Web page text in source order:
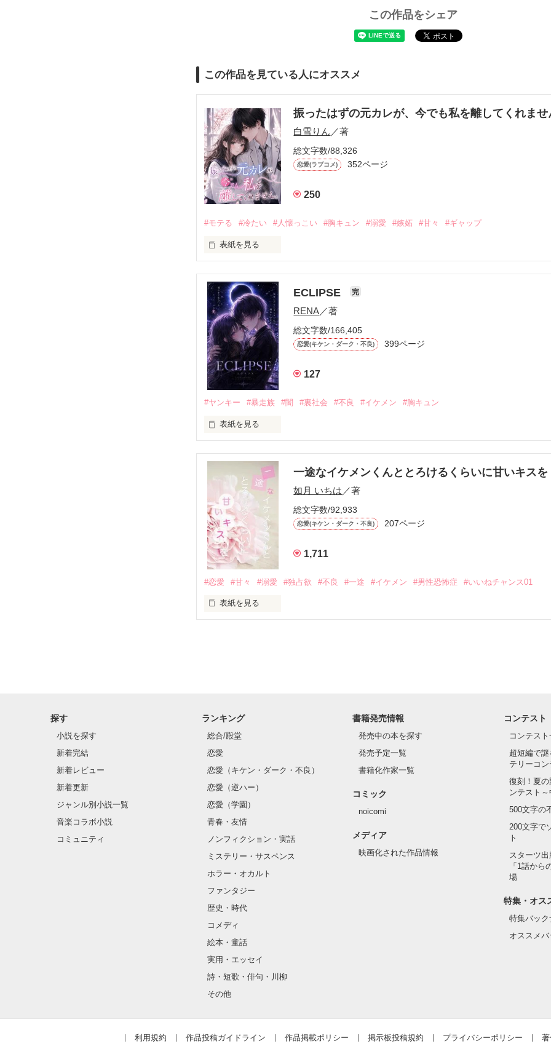
この作品をシェア
この作品を見ている人にオススメ
振ったはずの元カレが、今でも私を離してくれま
白雪りん ／著
総文字数/88,326
恋愛(ラブコメ) 352ページ
250
#モテる #冷たい #人懐っこい #胸キュン #溺愛 #嫉妬 #甘々 #ギャップ
表紙を見る
モテる人を好きになるのが怖かった。
だから私は、中学時代に大好きだった彼を自分から振った。
もう会うことはないと思っていたのに、
高校生になって再会した彼は、隣の学校で”王子様”と呼ばれる人気者になっていた。
他の女の子には冷たいのに
「澪ちゃん。」
それは止まっていた恋が再び動き始める合図──。
✨.ﾟ･*..☆.｡.:*✨.☆.｡.:. *:ﾟ✨.ﾟ･*..☆.｡.:*✨
人見知りだけど優しい無自覚だけどモテる
冴木澪-SaekiMio
×
基本女子に冷たいのに澪にはわんこ男子になる
篠宮光-ShinomiyaHikaru
✨.ﾟ･*..☆.｡.:*✨.☆.｡.:. *:ﾟ✨.ﾟ･*..☆.｡.:*✨
ECLIPSE 完
RENA／著
総文字数/166,405
恋愛(キケン・ダーク・不良) 399ページ
127
#ヤンキー #暴走族 #闇 #裏社会 #不良 #イケメン #胸キュン
表紙を見る
一途なイケメンくんととろけるくらいに甘いキスを
如月 いちは ／著
総文字数/92,933
恋愛(キケン・ダーク・不良) 207ページ
1,711
#恋愛 #甘々 #溺愛 #独占欲 #不良 #一途 #イケメン #男性恐怖症 #いいねチャンス01
表紙を見る
クラス替えをして隣の席になったのは────
金髪に近い明るい髪色
片耳には琥珀色のピアス
ほとんど笑顔なんて見せたことがなくてぶっきらぼう
そんな性格と見た目のせいで学校中のみんなから
怖くて近づいてはいけない人だと思っていたのに
「なんかあったら連絡して。すぐ助けに行く」
噂や見た目とは違って、私にはすごく優しい
探す
小説を探す
新着完結
新着レビュー
新着更新
ジャンル別小説一覧
音楽コラボ小説
コミュニティ
ランキング
総合/殿堂
恋愛
恋愛（キケン・ダーク・不良）
恋愛（逆ハー）
恋愛（学園）
青春・友情
ノンフィクション・実話
ミステリー・サスペンス
ホラー・オカルト
ファンタジー
歴史・時代
コメディ
絵本・童話
実用・エッセイ
詩・短歌・俳句・川柳
その他
書籍発売情報
発売中の本を探す
発売予定一覧
書籍化作家一覧
コミック
noicomi
メディア
映画化された作品情報
コンテスト
コンテス
超短編で
テリーコ
復刻！夏
ンテスト
500文字の
200文字で
ト
スターツ
「1話から
場
特集・オス
特集バッ
オススメ
利用規約 作品投稿ガイドライン 作品掲載ポリシー 掲示板投稿規約 プライバシーポリシー